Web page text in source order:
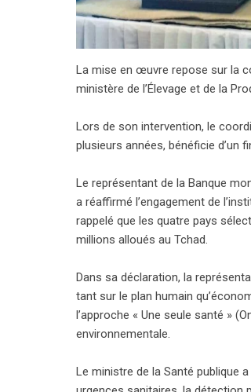
La mise en œuvre repose sur la
ministère de l’Élevage et de la
Lors de son intervention, le
plusieurs années, bénéficie d’un
Le représentant de la Banque
a réaffirmé l’engagement de
rappelé que les quatre pays
millions alloués au Tchad.
Dans sa déclaration, la
tant sur le plan humain
l’approche « Une seule santé »
environnementale.
Le ministre de la Santé publique